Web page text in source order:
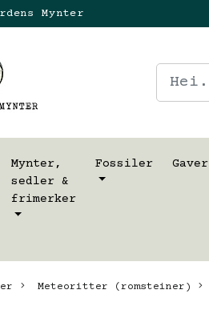
Mynter
Mynter,
sedler &
frimerker
Fossiler Gaver
Meteoritter (romsteiner)